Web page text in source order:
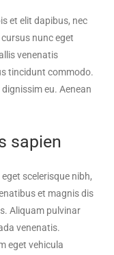
et elit dapibus, nec
nunc eget
venenatis
tincidunt commodo.
eu. Aenean
sapien
scelerisque nibh,
et magnis dis
Aliquam pulvinar
venenatis.
eget vehicula